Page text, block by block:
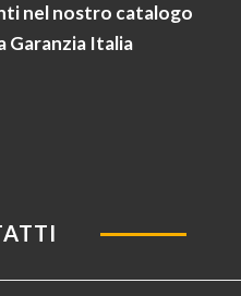
nel nostro catalogo
Garanzia Italia